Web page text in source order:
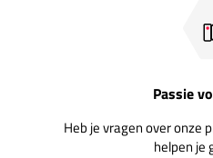
Passie
Heb je vragen over onze
helpen je